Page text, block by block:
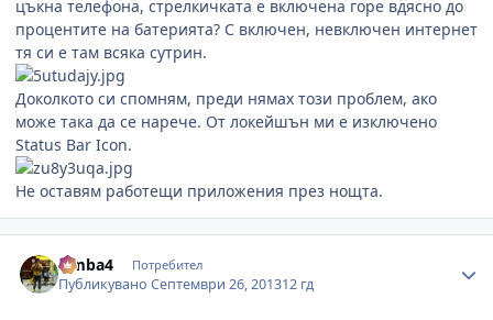
цъкна телефона, стрелкичката е включена горе вдясно до
процентите на батерията? С включен, невключен интернет
тя си е там всяка сутрин.
Доколкото си спомням, преди нямах този проблем, ако
може така да се нарече. От локейшън ми е изключено
Status Bar Icon.
Не оставям работещи приложения през нощта.
simba4 Потребител
ПубликуваноСептември 26, 201312 гд